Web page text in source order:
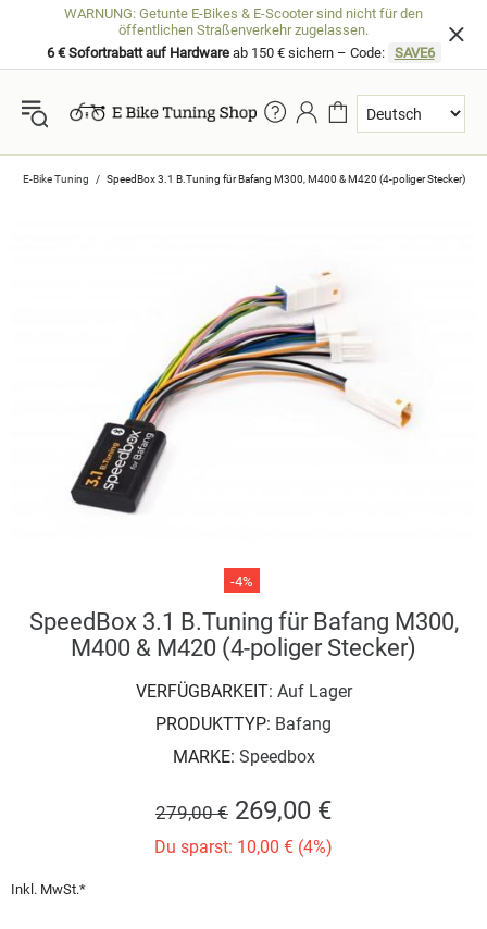
WARNUNG: Getunte E-Bikes & E-Scooter sind nicht für den
öffentlichen Straßenverkehr zugelassen.
6 € Sofortrabatt auf Hardwareab 150 € sichern – Code: SAVE6
E-Bike Tuning SpeedBox 3.1 B.Tuning für Bafang M300, M400 & M420 (4-poliger Stecker)
-4%
SpeedBox 3.1 B.Tuning für Bafang M300,
M400 & M420 (4-poliger Stecker)
VERFÜGBARKEIT: Auf Lager
PRODUKTTYP: Bafang
MARKE: Speedbox
279,00 € 269,00 €
Du sparst: 10,00 € (4%)
Inkl. MwSt.*